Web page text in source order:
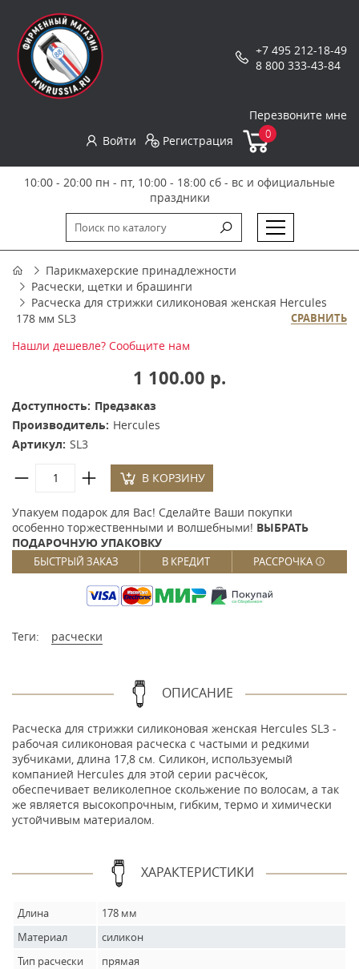
+7 495 212-18-49
8 800 333-43-84
Перезвоните мне
Войти
Регистрация 0
10:00 - 20:00 пн - пт, 10:00 - 18:00 сб - вс и официальные
праздники
Парикмахерские принадлежности
Расчески, щетки и брашинги
Расческа для стрижки силиконовая женская Hercules
178 мм SL3
СРАВНИТЬ
Нашли дешевле? Сообщите нам
1 100.00 р.
Доступность: Предзаказ
Производитель: Hercules
Артикул: SL3
В КОРЗИНУ
Упакуем подарок для Вас! Сделайте Ваши покупки
особенно торжественными и волшебными! ВЫБРАТЬ
ПОДАРОЧНУЮ УПАКОВКУ
БЫСТРЫЙ ЗАКАЗ В КРЕДИТ РАССРОЧКА
Теги: расчески
ОПИСАНИЕ
Расческа для стрижки силиконовая женская Hercules SL3 -
рабочая силиконовая расческа с частыми и редкими
зубчиками, длина 17,8 см. Силикон, используемый
компанией Hercules для этой серии расчёсок,
обеспечивает великолепное скольжение по волосам, а так
же является высокопрочным, гибким, термо и химически
устойчивым материалом.
ХАРАКТЕРИСТИКИ
Длина
178 мм
Материал
силикон
Тип расчески
прямая